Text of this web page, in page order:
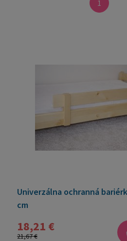
1
Univerzálna ochranná
cm
18,21 €
21,67 €